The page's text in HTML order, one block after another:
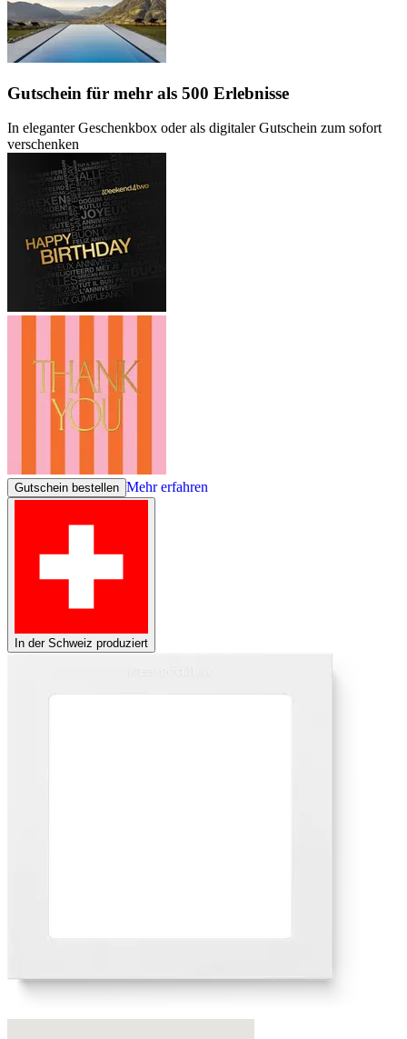
Gutschein für mehr als 500 Erlebnisse
In eleganter Geschenkbox oder als digitaler Gutschein zum sofort
verschenken
Gutschein bestellen Mehr erfahren
In der Schweiz produziert